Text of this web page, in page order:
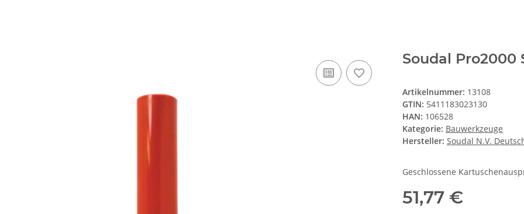
Soudal Pro2000
Artikelnummer: 13108
GTIN: 5411183023130
HAN: 106528
Kategorie: Bauwerkzeuge
Hersteller: Soudal N.V.
Geschlossene
51,77 €